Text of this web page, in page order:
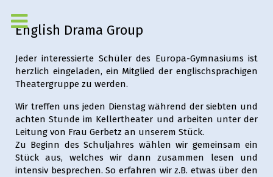
English Drama Group
Jeder interessierte Schüler des Europa-Gymnasiums ist
herzlich eingeladen, ein Mitglied der englischsprachigen
Theatergruppe zu werden.
Wir treffen uns jeden Dienstag während der siebten und
achten Stunde im Kellertheater und arbeiten unter der
Leitung von Frau Gerbetz an unserem Stück.
Zu Beginn des Schuljahres wählen wir gemeinsam ein
Stück aus, welches wir dann zusammen lesen und
intensiv besprechen. So erfahren wir z.B. etwas über den